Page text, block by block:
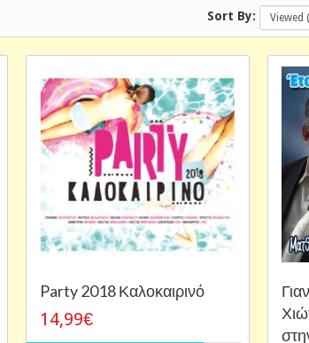
Sort By:
Party 2018 Καλοκαιρινό
14,99€